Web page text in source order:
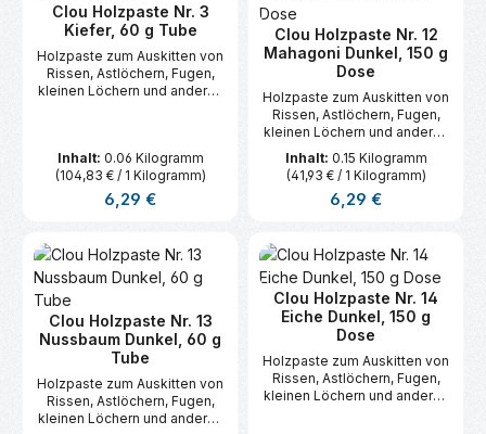
Clou Holzpaste Nr. 3
Kiefer, 60 g Tube
Holzpaste zum Auskitten von
Rissen, Astlöchern, Fugen,
kleinen Löchern und anderen
Inhalt: 0.06 Kilogramm
(104,83 € / 1 Kilogramm)
Regulärer Preis:
6,29 €
Clou Holzpaste Nr. 12
Mahagoni Dunkel, 150 g
Dose
Holzpaste zum Auskitten von
Rissen, Astlöchern, Fugen,
kleinen Löchern und anderen
Inhalt: 0.15 Kilogramm
(41,93 € / 1 Kilogramm)
Regulärer Preis:
6,29 €
Clou Holzpaste Nr. 13
Nussbaum Dunkel, 60 g
Tube
Holzpaste zum Auskitten von
Rissen, Astlöchern, Fugen,
kleinen Löchern und anderen
Clou Holzpaste Nr. 14
Eiche Dunkel, 150 g
Dose
Holzpaste zum Auskitten von
Rissen, Astlöchern, Fugen,
kleinen Löchern und anderen